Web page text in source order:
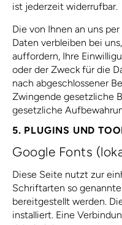
ist jederzeit widerrufbar.
Die von Ihnen an uns
Daten verbleiben bei
auffordern, Ihre
oder der Zweck für die
nach abgeschlossener
Zwingende gesetzliche
gesetzliche
5. PLUGINS UND
Google Fonts
Diese Seite nutzt zur
Schriftarten so
bereitgestellt werden.
installiert. Eine